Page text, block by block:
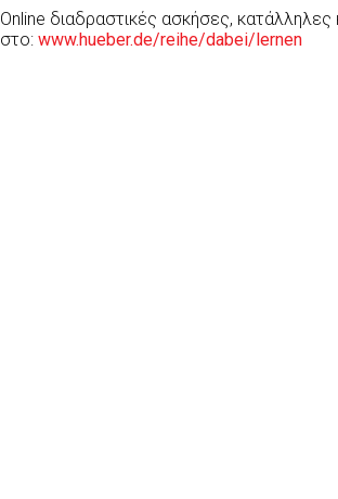
Online διαδραστικές ασκήσες, κατάλληλες
στο: www.hueber.de/reihe/dabei/lernen